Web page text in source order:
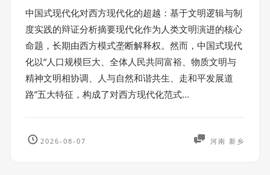
中国式现代化对西方现代化的超越：基于文明逻辑与制
度实践的辩证分析摘要现代化作为人类文明演进的核心
命题，长期由西方模式垄断解释权。然而，中国式现代
化以“人口规模巨大、全体人民共同富裕、物质文明与
精神文明相协调、人与自然和谐共生、走和平发展道
路”五大特征，构成了对西方现代化范式...
2026-08-07 河南 新乡